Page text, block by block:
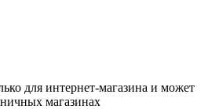
для интернет-магазина и может
магазинах